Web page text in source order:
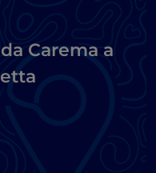
Carema a